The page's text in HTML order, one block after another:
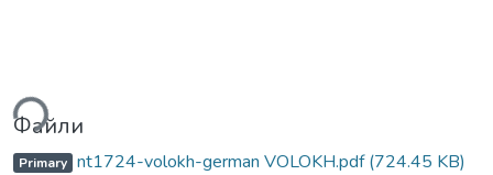
Файли
Primary nt1724-volokh-german VOLOKH.pdf(724.45 KB)